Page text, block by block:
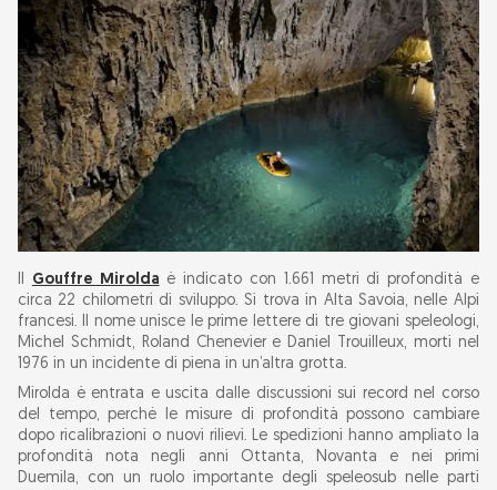
Il Gouffre Mirolda è indicato con 1.661 metri di profondità e
circa 22 chilometri di sviluppo. Si trova in Alta Savoia, nelle Alpi
francesi. Il nome unisce le prime lettere di tre giovani speleologi,
Michel Schmidt, Roland Chenevier e Daniel Trouilleux, morti nel
1976 in un incidente di piena in un’altra grotta.
Mirolda è entrata e uscita dalle discussioni sui record nel corso
del tempo, perché le misure di profondità possono cambiare
dopo ricalibrazioni o nuovi rilievi. Le spedizioni hanno ampliato la
profondità nota negli anni Ottanta, Novanta e nei primi
Duemila, con un ruolo importante degli speleosub nelle parti